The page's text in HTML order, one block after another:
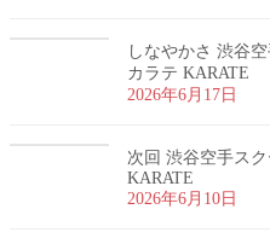
しなやかさ 渋谷
カラテ KARATE
2026年6月17日
次回 渋谷空手ス
KARATE
2026年6月10日